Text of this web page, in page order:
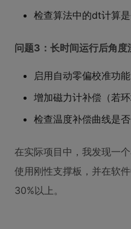
检查算法中的dt计算
问题3：长时间运行后角度
启用自动零偏校准功能
增加磁力计补偿（若环
检查温度补偿曲线是
在实际项目中，我发现一
使用刚性支撑板，并在软
30%以上。